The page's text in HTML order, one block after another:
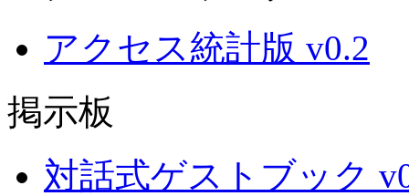
アクセス統計版 v0.2
掲示板
対話式ゲストブック